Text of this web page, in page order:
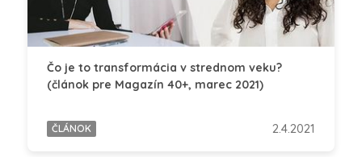
Čo je to transformácia v strednom veku?
(článok pre Magazín 40+, marec 2021)
ČLÁNOK 2.4.2021